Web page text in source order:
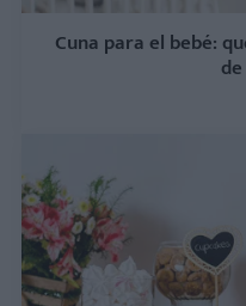
Cuna para el bebé: